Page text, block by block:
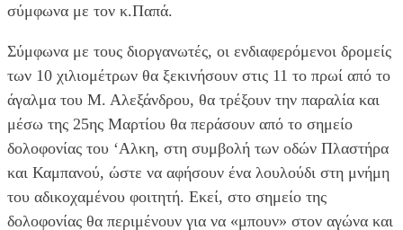
σύμφωνα με τον κ.Παπά.
Σύμφωνα με τους διοργανωτές, οι ενδιαφερόμενοι δρομείς
των 10 χιλιομέτρων θα ξεκινήσουν στις 11 το πρωί από το
άγαλμα του Μ. Αλεξάνδρου, θα τρέξουν την παραλία και
μέσω της 25ης Μαρτίου θα περάσουν από το σημείο
δολοφονίας του ‘Αλκη, στη συμβολή των οδών Πλαστήρα
και Καμπανού, ώστε να αφήσουν ένα λουλούδι στη μνήμη
του αδικοχαμένου φοιτητή. Εκεί, στο σημείο της
δολοφονίας θα περιμένουν για να «μπουν» στον αγώνα και